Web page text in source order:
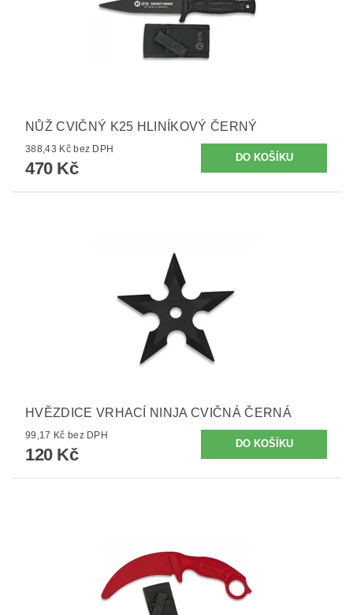
NŮŽ CVIČNÝ K25 HLINÍKOVÝ ČERNÝ
388,43 Kč bez DPH
470 Kč
HVĚZDICE VRHACÍ NINJA CVIČNÁ ČERNÁ
99,17 Kč bez DPH
120 Kč